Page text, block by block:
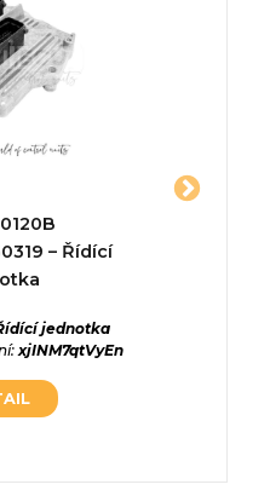
– Řídící
jednotka
xjINM7qtVyEn